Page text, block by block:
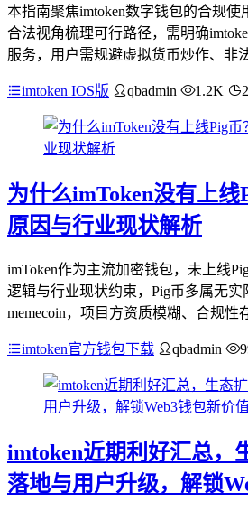
本指南聚焦imtoken数字钱包的合规使
合法视角梳理可行路径，需明确
服务，用户需规避虚拟货币炒作、非
imtoken IOS版 qbadmin 1.2K
为什么imToken没有上线
原因与行业现状解析
imToken作为主流加密钱包，未上线
逻辑与行业现状约束，Pig币多属无实
memecoin，项目方资质模糊、合规性
imtoken官方钱包下载 qbadmin
imtoken近期利好汇总，
落地与用户升级，解锁